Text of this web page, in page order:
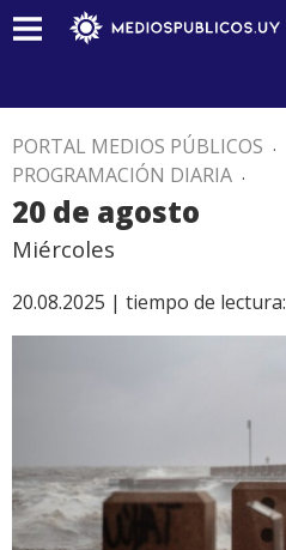
PORTAL MEDIOS PÚBLICOS .
PROGRAMACIÓN DIARIA .
20 de agosto
Miércoles
20.08.2025 | tiempo de lectura: